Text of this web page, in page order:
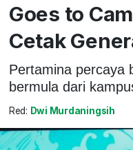
Goes to
Cetak
Pertamina percaya
bermula dari
Red: Dwi Murdaningsih